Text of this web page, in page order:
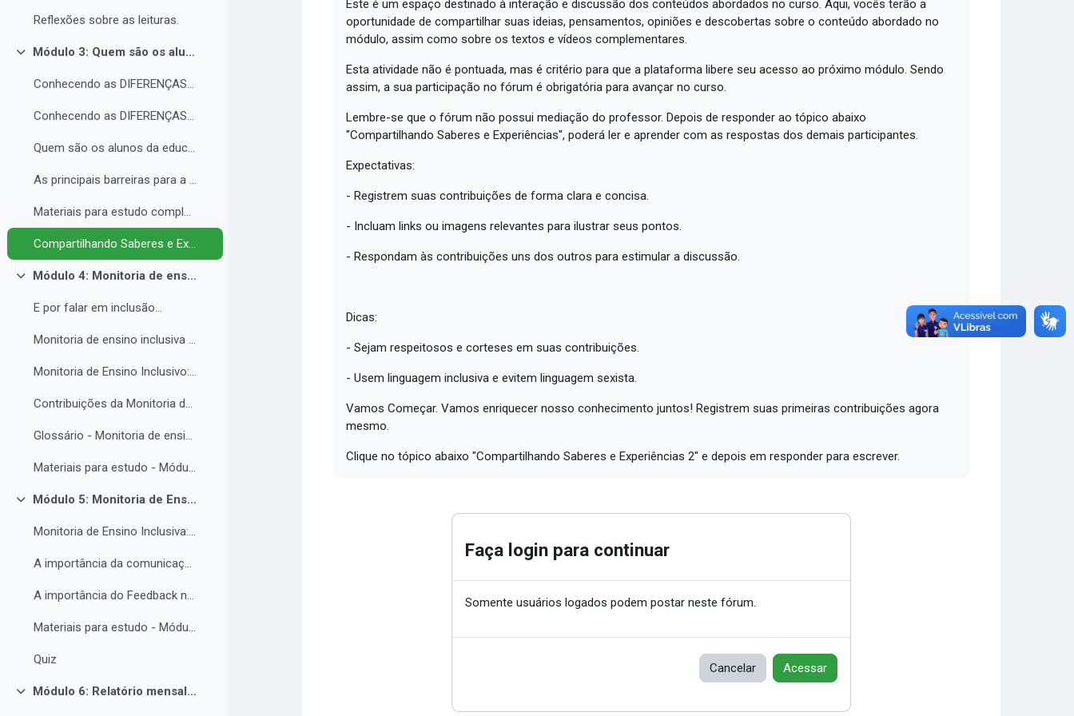
Reflexões sobre as leituras.
Contrair
Módulo 3: Quem são os alunos da educação inclusiva.
Conhecendo as DIFERENÇAS para promover a IGUALDADE com EQUIDADE.
Conhecendo as DIFERENÇAS para promover a IGUALDADE com EQUIDADE.
Quem são os alunos da educação inclusiva.
As principais barreiras para a inclusão.
Materiais para estudo complementar - Módulo 3.
Compartilhando Saberes e Experiências. 2
Contrair
Módulo 4: Monitoria de ensino inclusiva no processo formativo de estudantes com Necessidades Educacionais Específicas - NEE no contexto da Educação Profissional e Tecnológica.
E por falar em inclusão...
Monitoria de ensino inclusiva junto a estudante com Necessidades Educacionais Específicas - NEE no contexto da Educação Profissional e Tecnológica.
Monitoria de Ensino Inclusivo: Conceitos e Objetivos.
Contribuições da Monitoria de ensino inclusiva para o estudante com Necessidades Educacionais Específicas.
Glossário - Monitoria de ensino e educação inclusiva.
Materiais para estudo - Módulo 4.
Contrair
Módulo 5: Monitoria de Ensino Inclusiva, comunicação e feedback.
Monitoria de Ensino Inclusiva: comunicação e feedback.
A importância da comunicação entre o(a) monitor(a) e o estudantes PNE.
A importância do Feedback na monitoria de ensino inclusiva.
Materiais para estudo - Módulo 5.
Quiz
Contrair
Módulo 6: Relatório mensal de atividades da Monitoria de ensino inclusiva.
Este é um espaço destinado à interação e discussão dos conteúdos abordados no curso. Aqui, vocês terão a
oportunidade de compartilhar suas ideias, pensamentos, opiniões e descobertas sobre o conteúdo abordado no
módulo, assim como sobre os textos e vídeos complementares.
Esta atividade não é pontuada, mas é critério para que a plataforma libere seu acesso ao próximo módulo. Sendo
assim, a sua participação no fórum é obrigatória para avançar no curso.
Lembre-se que o fórum não possui mediação do professor. Depois de responder ao tópico abaixo
"Compartilhando Saberes e Experiências", poderá ler e aprender com as respostas dos demais participantes.
Expectativas:
- Registrem suas contribuições de forma clara e concisa.
- Incluam links ou imagens relevantes para ilustrar seus pontos.
- Respondam às contribuições uns dos outros para estimular a discussão.
Dicas:
- Sejam respeitosos e corteses em suas contribuições.
- Usem linguagem inclusiva e evitem linguagem sexista.
Vamos Começar. Vamos enriquecer nosso conhecimento juntos! Registrem suas primeiras contribuições agora
mesmo.
Clique no tópico abaixo "Compartilhando Saberes e Experiências 2" e depois em responder para escrever.
Faça login para continuar
Somente usuários logados podem postar neste fórum.
Cancelar Acessar